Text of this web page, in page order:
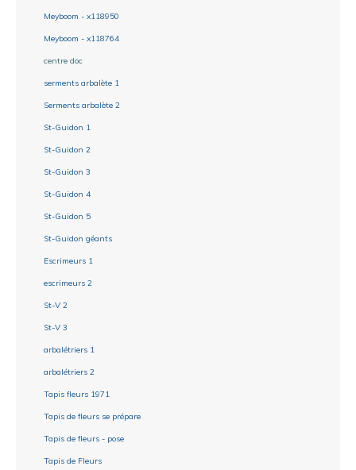
Meyboom - x118950
Meyboom - x118764
centre doc
serments arbalète 1
Serments arbalète 2
St-Guidon 1
St-Guidon 2
St-Guidon 3
St-Guidon 4
St-Guidon 5
St-Guidon géants
Escrimeurs 1
escrimeurs 2
St-V 2
St-V 3
arbalétriers 1
arbalétriers 2
Tapis fleurs 1971
Tapis de fleurs se prépare
Tapis de fleurs - pose
Tapis de Fleurs